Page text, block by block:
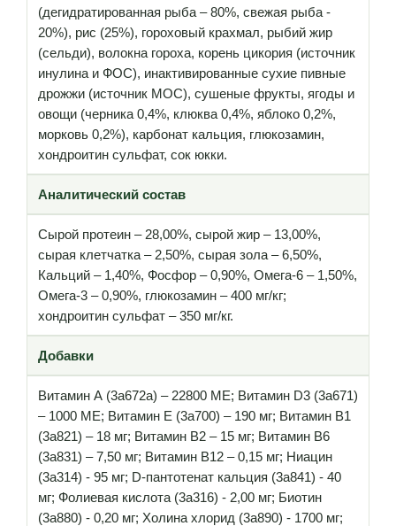
(дегидратированная рыба – 80%, свежая рыба -
20%), рис (25%), гороховый крахмал, рыбий жир
(сельди), волокна гороха, корень цикория (источник
инулина и ФОС), инактивированные сухие пивные
дрожжи (источник МОС), сушеные фрукты, ягоды и
овощи (черника 0,4%, клюква 0,4%, яблоко 0,2%,
морковь 0,2%), карбонат кальция, глюкозамин,
хондроитин сульфат, сок юкки.
Аналитический состав
Сырой протеин – 28,00%, сырой жир – 13,00%,
сырая клетчатка – 2,50%, сырая зола – 6,50%,
Кальций – 1,40%, Фосфор – 0,90%, Омега-6 – 1,50%,
Омега-3 – 0,90%, глюкозамин – 400 мг/кг;
хондроитин сульфат – 350 мг/кг.
Добавки
Витамин А (3a672a) – 22800 МЕ; Витамин D3 (3a671)
– 1000 МЕ; Витамин Е (3а700) – 190 мг; Витамин B1
(3a821) – 18 мг; Витамин B2 – 15 мг; Витамин B6
(3a831) – 7,50 мг; Витамин B12 – 0,15 мг; Ниацин
(3а314) - 95 мг; D-пантотенат кальция (3a841) - 40
мг; Фолиевая кислота (3a316) - 2,00 мг; Биотин
(3a880) - 0,20 мг; Холина хлорид (3a890) - 1700 мг;